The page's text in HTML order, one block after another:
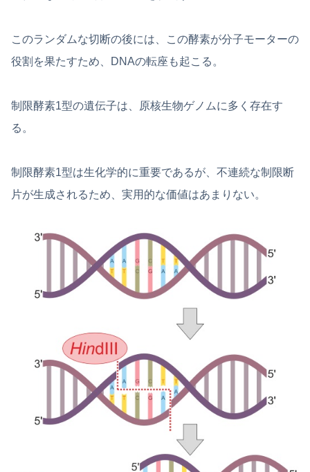
このランダムな切断の後には、この酵素が分子モーターの
役割を果たすため、DNAの転座も起こる。
制限酵素1型の遺伝子は、原核生物ゲノムに多く存在す
る。
制限酵素1型は生化学的に重要であるが、不連続な制限断
片が生成されるため、実用的な価値はあまりない。